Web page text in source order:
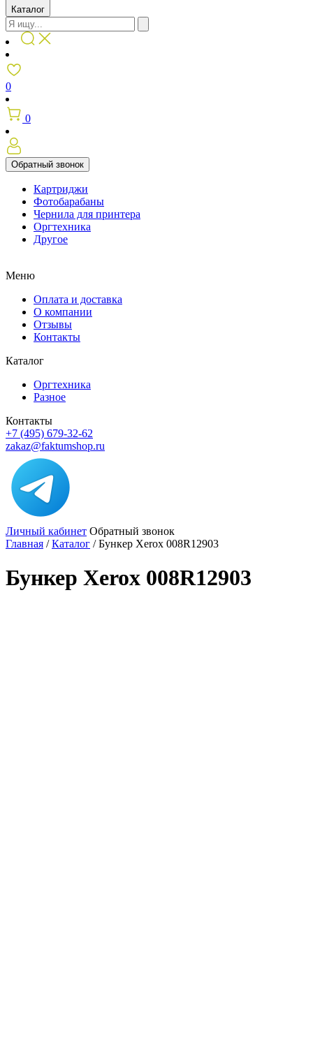
Каталог
0
0
Обратный звонок
Картриджи
Фотобарабаны
Чернила для принтера
Оргтехника
Другое
Меню
Оплата и доставка
О компании
Отзывы
Контакты
Каталог
Оргтехника
Разное
Контакты
+7 (495) 679-32-62
zakaz@faktumshop.ru
Личный кабинет Обратный звонок
Главная /Каталог /Бункер Xerox 008R12903
Бункер Xerox 008R12903